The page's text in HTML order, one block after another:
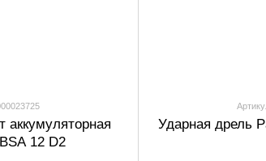
аккумуляторная
12 D2
Ударная дрель